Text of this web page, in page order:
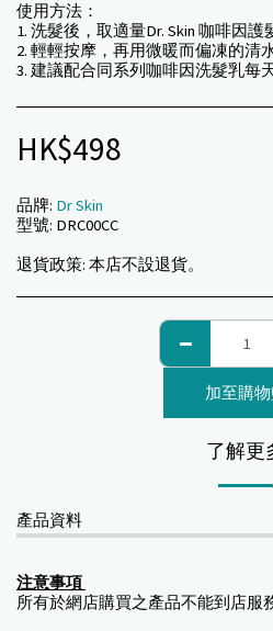
使用方法：
1. 洗髮後，取適量Dr. Skin 咖啡因
2. 輕輕按摩，再用微暖而偏凍的清
3. 建議配合同系列咖啡因洗髮乳每
HK$498
品牌: Dr Skin
型號: DRC00CC
退貨政策: 本店不設退貨。
加至購
了解更
產品資料
注意事項
所有於網店購買之產品不能到店服